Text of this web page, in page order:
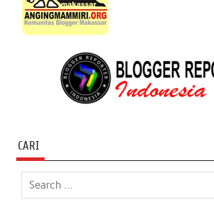
CARI